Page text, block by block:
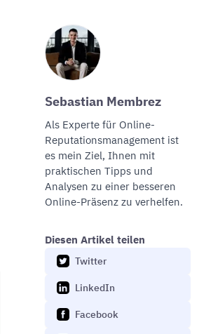
Sebastian Membrez
Als Experte für Online-
Reputationsmanagement ist
es mein Ziel, Ihnen mit
praktischen Tipps und
Analysen zu einer besseren
Online-Präsenz zu verhelfen.
Diesen Artikel teilen
Twitter
LinkedIn
Facebook